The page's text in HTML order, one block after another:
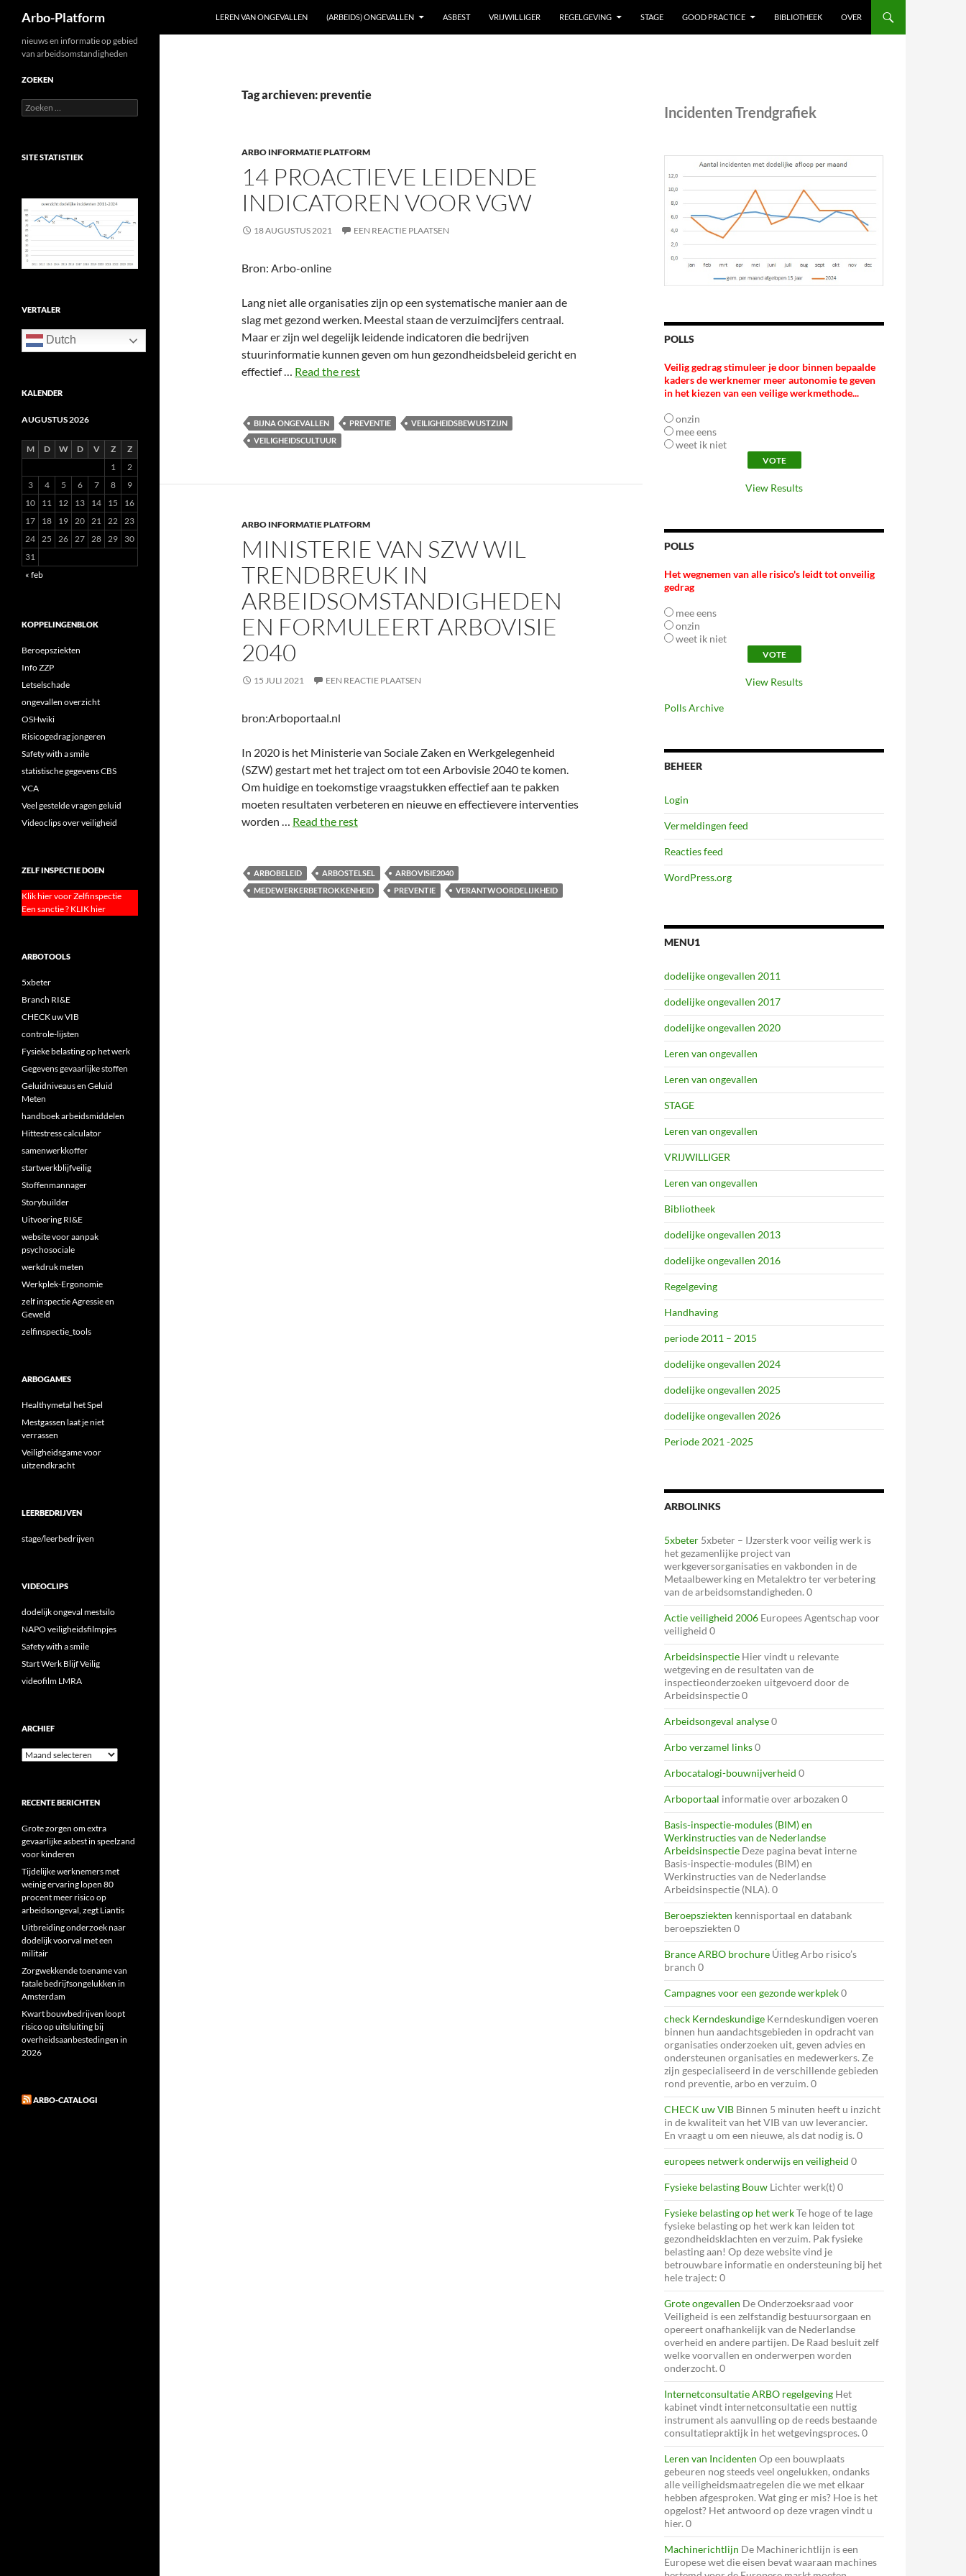
Arbo-Platform LEREN VAN ONGEVALLEN (ARBEIDS) ONGEVALLEN ASBEST VRIJWILLIGER REGELGEVING STAGE GOOD PRACTICE BIBLIOTHEEK OVER
Tag archieven: preventie
ARBO INFORMATIE PLATFORM
14 PROACTIEVE LEIDENDE
INDICATOREN VOOR VGW
18 AUGUSTUS 2021 EEN REACTIE PLAATSEN
Bron: Arbo-online
Lang niet alle organisaties zijn op een systematische manier aan de
slag met gezond werken. Meestal staan de verzuimcijfers centraal.
Maar er zijn wel degelijk leidende indicatoren die bedrijven
stuurinformatie kunnen geven om hun gezondheidsbeleid gericht en
effectief … Read the rest
BIJNA ONGEVALLEN PREVENTIE
VEILIGHEIDSBEWUSTZIJN
VEILIGHEIDSCULTUUR
ARBO INFORMATIE PLATFORM
MINISTERIE VAN SZW WIL
TRENDBREUK IN
ARBEIDSOMSTANDIGHEDEN
EN FORMULEERT ARBOVISIE
2040
15 JULI 2021 EEN REACTIE PLAATSEN
bron:Arboportaal.nl
In 2020 is het Ministerie van Sociale Zaken en Werkgelegenheid
(SZW) gestart met het traject om tot een Arbovisie 2040 te komen.
Om huidige en toekomstige vraagstukken effectief aan te pakken
moeten resultaten verbeteren en nieuwe en effectievere interventies
worden … Read the rest
ARBOBELEID ARBOSTELSEL
ARBOVISIE2040
MEDEWERKERBETROKKENHEID
PREVENTIE VERANTWOORDELIJKHEID
Incidenten Trendgrafiek
POLLS
Veilig gedrag stimuleer je door binnen bepaalde
kaders de werknemer meer autonomie te geven
in het kiezen van een veilige werkmethode...
onzin
mee eens
weet ik niet
View Results
POLLS
Het wegnemen van alle risico's leidt tot onveilig
gedrag
mee eens
onzin
weet ik niet
View Results
Polls Archive
BEHEER
Login
Vermeldingen feed
Reacties feed
WordPress.org
MENU1
dodelijke ongevallen 2011
dodelijke ongevallen 2017
dodelijke ongevallen 2020
Leren van ongevallen
Leren van ongevallen
STAGE
Leren van ongevallen
VRIJWILLIGER
Leren van ongevallen
Bibliotheek
dodelijke ongevallen 2013
dodelijke ongevallen 2016
Regelgeving
Handhaving
periode 2011 – 2015
dodelijke ongevallen 2024
dodelijke ongevallen 2025
dodelijke ongevallen 2026
Periode 2021 -2025
ARBOLINKS
5xbeter 5xbeter – IJzersterk voor veilig werk is
het gezamenlijke project van
werkgeversorganisaties en vakbonden in de
Metaalbewerking en Metalektro ter verbetering
van de arbeidsomstandigheden. 0
Actie veiligheid 2006 Europees Agentschap voor
veiligheid 0
Arbeidsinspectie Hier vindt u relevante
wetgeving en de resultaten van de
inspectieonderzoeken uitgevoerd door de
Arbeidsinspectie 0
Arbeidsongeval analyse0
Arbo verzamel links0
Arbocatalogi-bouwnijverheid 0
Arboportaal informatie over arbozaken 0
Basis-inspectie-modules (BIM) en
Werkinstructies van de Nederlandse
Arbeidsinspectie Deze pagina bevat interne
Basis-inspectie-modules (BIM) en
Werkinstructies van de Nederlandse
Arbeidsinspectie (NLA). 0
Beroepsziekten kennisportaal en databank
beroepsziekten 0
Brance ARBO brochure Úitleg Arbo risico’s
branch 0
Campagnes voor een gezonde werkplek0
check Kerndeskundige Kerndeskundigen voeren
binnen hun aandachtsgebieden in opdracht van
organisaties onderzoeken uit, geven advies en
ondersteunen organisaties en medewerkers. Ze
zijn gespecialiseerd in de verschillende gebieden
rond preventie, arbo en verzuim. 0
CHECK uw VIB Binnen 5 minuten heeft u inzicht
in de kwaliteit van het VIB van uw leverancier.
En vraagt u om een nieuwe, als dat nodig is. 0
europees netwerk onderwijs en veiligheid 0
Fysieke belasting Bouw Lichter werk(t) 0
Fysieke belasting op het werkTe hoge of te lage
fysieke belasting op het werk kan leiden tot
gezondheidsklachten en verzuim. Pak fysieke
belasting aan! Op deze website vind je
betrouwbare informatie en ondersteuning bij het
hele traject: 0
Grote ongevallen De Onderzoeksraad voor
Veiligheid is een zelfstandig bestuursorgaan en
opereert onafhankelijk van de Nederlandse
overheid en andere partijen. De Raad besluit zelf
welke voorvallen en onderwerpen worden
onderzocht. 0
Internetconsultatie ARBO regelgeving Het
kabinet vindt internetconsultatie een nuttig
instrument als aanvulling op de reeds bestaande
consultatiepraktijk in het wetgevingsproces. 0
Leren van Incidenten Op een bouwplaats
gebeuren nog steeds veel ongelukken, ondanks
alle veiligheidsmaatregelen die we met elkaar
hebben afgesproken. Wat ging er mis? Hoe is het
opgelost? Het antwoord op deze vragen vindt u
hier. 0
Machinerichtlijn De Machinerichtlijn is een
Europese wet die eisen bevat waaraan machines
nieuws en informatie op gebied
van arbeidsomstandigheden
ZOEKEN
Zoeken
naar:
SITE STATISTIEK
VERTALER
Dutch
KALENDER
AUGUSTUS 2026
M D W D V Z
Z
1
2
3
4 5 6 7 8
9
10
11 12 13 14 15
16
17
18 19 20 21 22
23
24
25 26 27 28 29
30
31
« feb
KOPPELINGENBLOK
Beroepsziekten
Info ZZP
Letselschade
ongevallen overzicht
OSHwiki
Risicogedrag jongeren
Safety with a smile
statistische gegevens CBS
VCA
Veel gestelde vragen geluid
Videoclips over veiligheid
ZELF INSPECTIE DOEN
Klik hier voor Zelfinspectie
Een sanctie ? KLIK hier
ARBOTOOLS
5xbeter
Branch RI&E
CHECK uw VIB
controle-lijsten
Fysieke belasting op het werk
Gegevens gevaarlijke stoffen
Geluidniveaus en Geluid
Meten
handboek arbeidsmiddelen
Hittestress calculator
samenwerkkoffer
startwerkblijfveilig
Stoffenmannager
Storybuilder
Uitvoering RI&E
website voor aanpak
psychosociale
werkdruk meten
Werkplek-Ergonomie
zelf inspectie Agressie en
Geweld
zelfinspectie_tools
ARBOGAMES
Healthymetal het Spel
Mestgassen laat je niet
verrassen
Veiligheidsgame voor
uitzendkracht
LEERBEDRIJVEN
stage/leerbedrijven
VIDEOCLIPS
dodelijk ongeval mestsilo
NAPO veiligheidsfilmpjes
Safety with a smile
Start Werk Blijf Veilig
videofilm LMRA
ARCHIEF
Archief
RECENTE BERICHTEN
Grote zorgen om extra
gevaarlijke asbest in speelzand
voor kinderen
Tijdelijke werknemers met
weinig ervaring lopen 80
procent meer risico op
arbeidsongeval, zegt Liantis
Uitbreiding onderzoek naar
dodelijk voorval met een
militair
Zorgwekkende toename van
fatale bedrijfsongelukken in
Amsterdam
Kwart bouwbedrijven loopt
risico op uitsluiting bij
overheidsaanbestedingen in
2026
ARBO-CATALOGI